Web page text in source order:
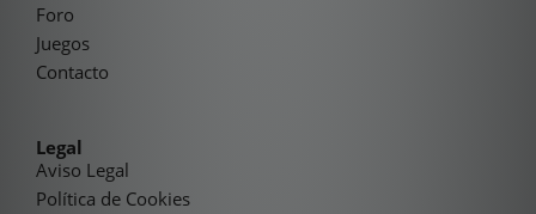
Foro
Juegos
Contacto
Legal
Aviso Legal
Política de Cookies